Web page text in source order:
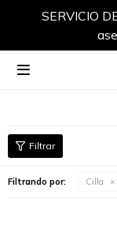
SERVICIO

Filtrando por: Cilla